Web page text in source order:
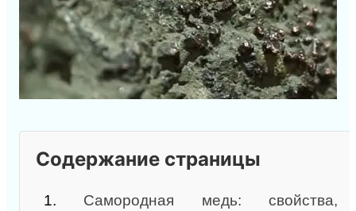
Содержание страницы
1. Самородная медь: свойства,